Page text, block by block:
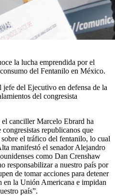
la lucha emprendida por el
del Fentanilo en México.
jefe del Ejecutivo en defensa de la
del congresista
canciller Marcelo Ebrard ha
republicanos que
el tráfico del fentanilo, lo cual
manifestó el senador Alejandro
como Dan Crenshaw
responsabilizar a nuestro país por
de tomar acciones para detener
en la Unión Americana e impidan
país”.